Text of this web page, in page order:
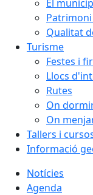
El
Qualitat
Turisme
Festes i
Llocs
Rutes
On
On
Tallers i
Informació
Notícies
Agenda